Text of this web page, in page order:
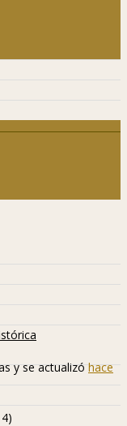
y se actualizó hace